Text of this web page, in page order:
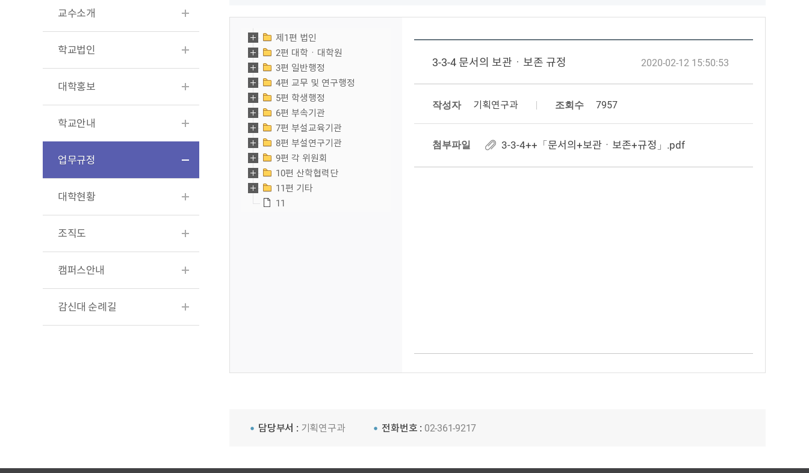
교수소개
학교법인
대학홍보
학교안내
업무규정
대학현황
조직도
캠퍼스안내
감신대 순례길
제1편 법인
2편 대학ㆍ대학원
3편 일반행정
4편 교무 및 연구행정
5편 학생행정
6편 부속기관
7편 부설교육기관
8편 부설연구기관
9편 각 위원회
10편 산학협력단
11편 기타
11
3-3-4 문서의 보관ㆍ보존 규정
작성자 기획연구과
2020-02-12 15:50:53
조회수 7957
첨부파일 3-3-4++「문서의+보관ㆍ보존+규정」.pdf
담당부서 : 기획연구과 전화번호 : 02-361-9217